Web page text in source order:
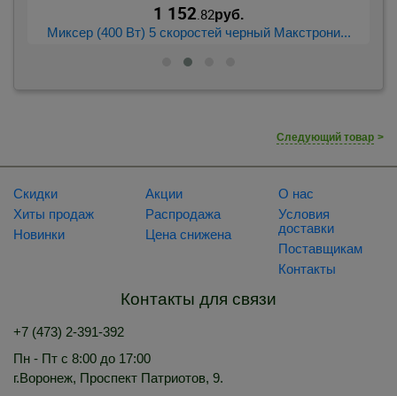
1 152 .82руб.
Миксер (400 Вт) 5 скоростей черный Макстрони...
Следующий товар >
Скидки
Хиты продаж
Новинки
Акции
Распродажа
Цена снижена
О нас
Условия
доставки
Поставщикам
Контакты
Контакты для связи
+7 (473) 2-391-392
Пн - Пт с 8:00 до 17:00
г.Воронеж, Проспект Патриотов, 9.